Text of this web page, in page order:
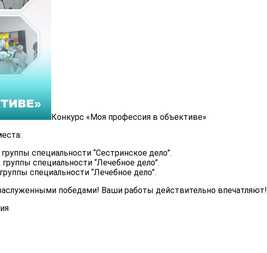
Конкурс «Моя профессия в объективе»
специальности “Сестринское дело”.
специальности “Лечебное дело”.
специальности “Лечебное дело”.
победами! Ваши работы действительно впечатляют!